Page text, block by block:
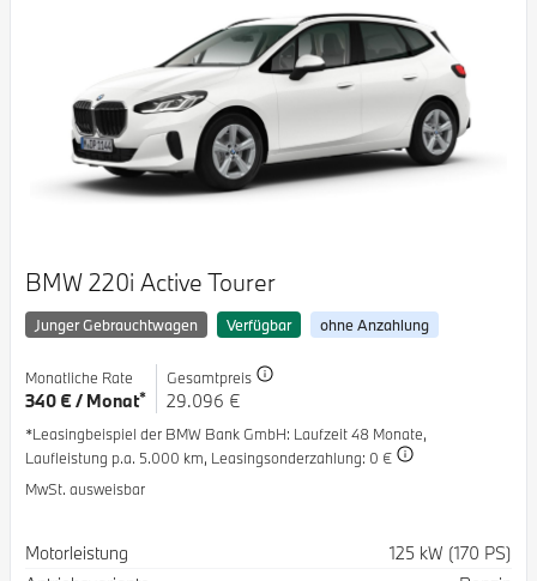
BMW 220i Active Tourer
Junger Gebrauchtwagen Verfügbar ohne Anzahlung
Monatliche Rate
340 € / Monat*
Gesamtpreis
29.096 €
*Leasingbeispiel der BMW Bank GmbH: Laufzeit 48 Monate,
Laufleistung p.a. 5.000 km, Leasingsonderzahlung: 0 €
MwSt. ausweisbar
Spezifikation
Motorleistung
125 kW (170 PS)